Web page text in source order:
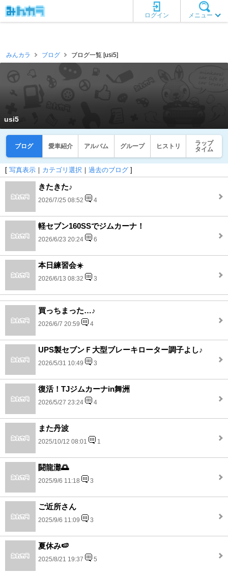
メニュー
ログイン
みんカラ ブログ ブログ一覧 [usi5]
usi5
ブログ 愛車紹介 アルバム グループ ヒストリ
ラップ
タイム
[ 写真表示 ｜ カテゴリ選択 ｜ 過去のブログ ]
きたきた♪
2026/7/25 08:52 4
軽セブン160SSでジムカーナ！
2026/6/23 20:24 6
本日練習会☀️
2026/6/13 08:32 3
買っちまった…♪
2026/6/7 20:59 4
UPS製セブンＦ大型ブレーキローター調子よし♪
2026/5/31 10:49 3
復活！TJジムカーナin舞洲
2026/5/27 23:24 4
また丹波
2025/10/12 08:01 1
闘龍灘🌅
2025/9/6 11:18 3
ご近所さん
2025/9/6 11:09 3
夏休み🍉
2025/8/21 19:37 5